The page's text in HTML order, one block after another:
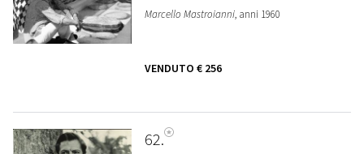
Marcello Mastroianni, anni 1960
VENDUTO € 256
62